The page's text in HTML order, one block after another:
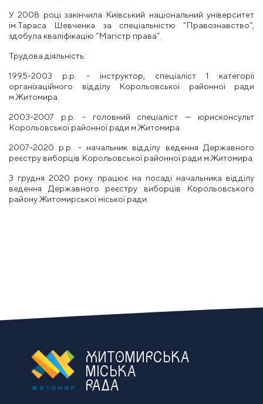
У 2008 році закінчила Київський національний університет
ім.Тараса Шевченка за спеціальністю “Правознавство”,
здобула кваліфікацію “Магістр права”.
Трудова діяльність:
1995-2003 р.р. - інструктор, спеціаліст 1 категорії
організаційного відділу Корольовської районної ради
м.Житомира.
2003-2007 р.р. - головний спеціаліст — юрисконсульт
Корольовської районної ради м.Житомира.
2007-2020 р.р. - начальник відділу ведення Державного
реєстру виборців Корольовської районної ради м.Житомира.
З грудня 2020 року працює на посаді начальника відділу
ведення Державного реєстру виборців Корольовського
району Житомирської міської ради.
ЖИТОМИРСЬКА
МІСЬКА
РАДА